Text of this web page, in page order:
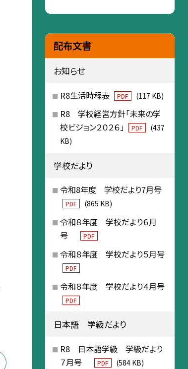
配布文書
お知らせ
R8生活時程表 PDF (117 KB)
R8 学校経営方針「未来の学
校ビジョン２０２６」
PDF
(437
KB)
学校だより
令和8年度 学校だより7月号
PDF (865 KB)
令和８年度 学校だより６月
号
PDF
令和８年度 学校だより５月号
PDF
令和８年度 学校だより４月号
PDF
日本語 学級だより
R8 日本語学級 学級だより
７月号
PDF (584 KB)